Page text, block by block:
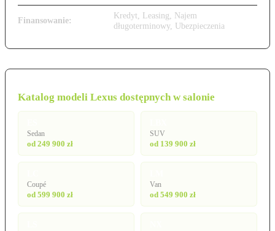
Finansowanie:
Kredyt, Leasing, Najem
długoterminowy, Ubezpieczenia
Katalog modeli Lexus dostępnych w salonie
Sedan
od 249 900 zł
SUV
od 139 900 zł
Coupé
od 599 900 zł
Van
od 549 900 zł